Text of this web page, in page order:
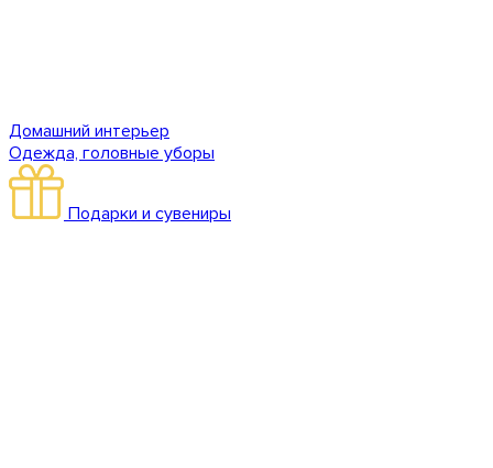
Домашний интерьер
Одежда, головные уборы
Подарки и сувениры